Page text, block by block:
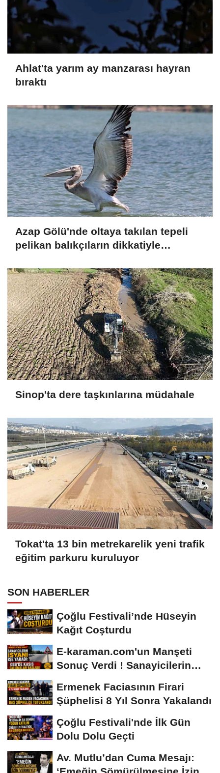
Ahlat'ta yarım ay manzarası hayran
bıraktı
Azap Gölü'nde oltaya takılan tepeli
pelikan balıkçıların dikkatiyle
Sinop'ta dere taşkınlarına müdahale
Tokat'ta 13 bin metrekarelik yeni trafik
eğitim parkuru kuruluyor
SON HABERLER
Çoğlu Festivali’nde Hüseyin
Kağıt Coşturdu
E-karaman.com'un Manşeti
Sonuç Verdi ! Sanayicilerin
Ermenek Faciasının Firari
Şüphelisi 8 Yıl Sonra Yakalandı
Çoğlu Festivali'nde İlk Gün
Dolu Dolu Geçti
Av. Mutlu’dan Cuma Mesajı: